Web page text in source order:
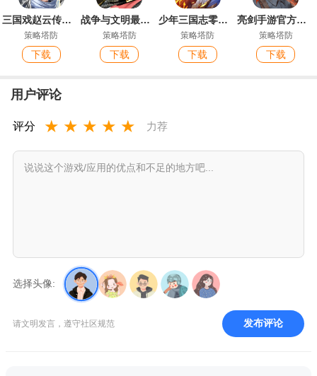
三国戏赵云传游戏最新版
策略塔防
下载
战争与文明最新版本
策略塔防
下载
少年三国志零官方版
策略塔防
下载
亮剑手游官方正版
策略塔防
下载
用户评论
评分 ★ ★ ★ ★ ★ 力荐
选择头像:
请文明发言，遵守社区规范 发布评论